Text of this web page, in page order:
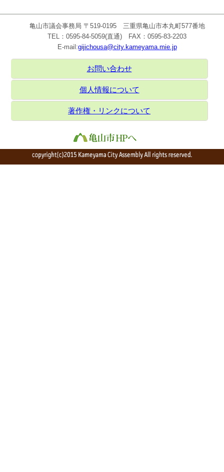
亀山市議会事務局 〒519-0195 三重県亀山市本丸町577番地
TEL：0595-84-5059(直通) FAX：0595-83-2203
E-mail:gijichousa@city.kameyama.mie.jp
お問い合わせ
個人情報について
著作権・リンクについて